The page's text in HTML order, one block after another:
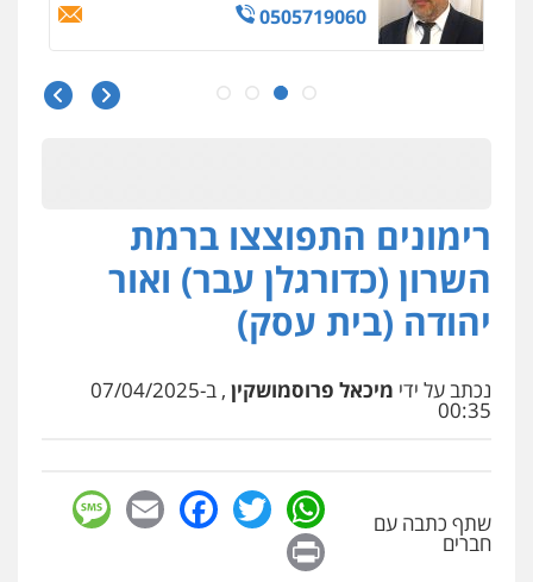
0505719060
עו"ד נס בן נתן
עו"ד משה פלמור
פלילי כלכלי צווארון לבן עורכי דין לענייני
אסירים
0549732303
פלילי בטחוני צבאי נזיקין
עו"ד אסף גונן
פשע חמור תעבורה צבא מעצרים
וחקירות
0542255161
רימונים התפוצצו ברמת
השרון (כדורגלן עבר) ואור
יהודה (בית עסק)
נכתב על ידי מיכאל פרוסמושקין , ב-07/04/2025
00:35
שתף כתבה עם
חברים
WhatsApp
Twitter
Facebook
Email
עו"ד דותן דניאלי
פלילי פשיעה חמורה
עורכי דין לענייני אסירים
0542442982
עורכי דין לענייני אסירים תעבורה
0549475678